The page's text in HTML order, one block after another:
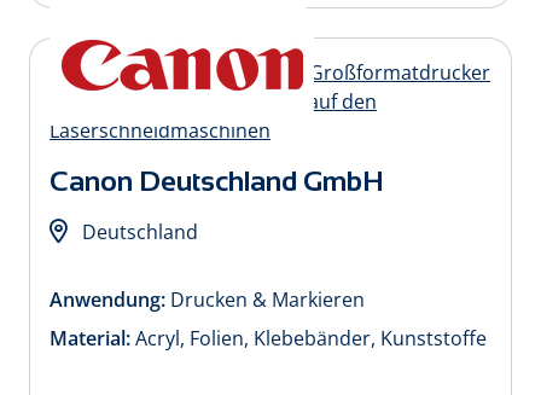
Canon Deutschland GmbH
Deutschland
Anwendung: Drucken & Markieren
Material:Acryl, Folien, Klebebänder, Kunststoffe